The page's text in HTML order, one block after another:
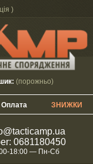
)
(порожньо)
Оплата ЗНИЖКИ
0681180450
18:00 — Пн-Сб